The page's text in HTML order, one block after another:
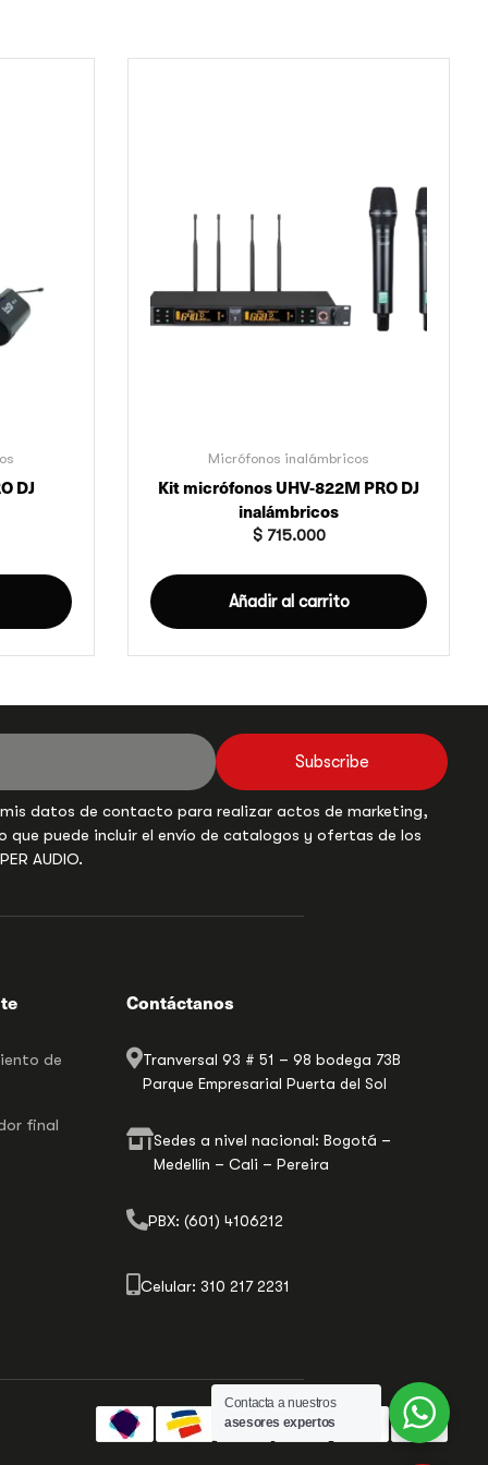
DJ
Micrófonos inalámbricos
Kit micrófonos UHV-822M PRO DJ
inalámbricos
$715.000
Añadir al carrito
Subscribe
datos de contacto para realizar actos de marketing,
que puede incluir el envío de catalogos y ofertas de los
AUDIO.
de
final
Contáctanos
Tranversal 93 # 51 – 98 bodega 73B
Parque Empresarial Puerta del Sol
Sedes a nivel nacional: Bogotá –
Medellín – Cali – Pereira
PBX: (601) 4106212
Celular: 310 217 2231
Contacta a nuestros
asesores expertos